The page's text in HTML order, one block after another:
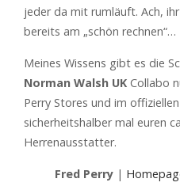
jeder da mit rumläuft. Ach,
bereits am „schön rechnen“…
Meines Wissens gibt es die
Norman Walsh UK Collabo
Perry Stores und im
sicherheitshalber mal euren
Herrenausstatter.
Fred Perry |